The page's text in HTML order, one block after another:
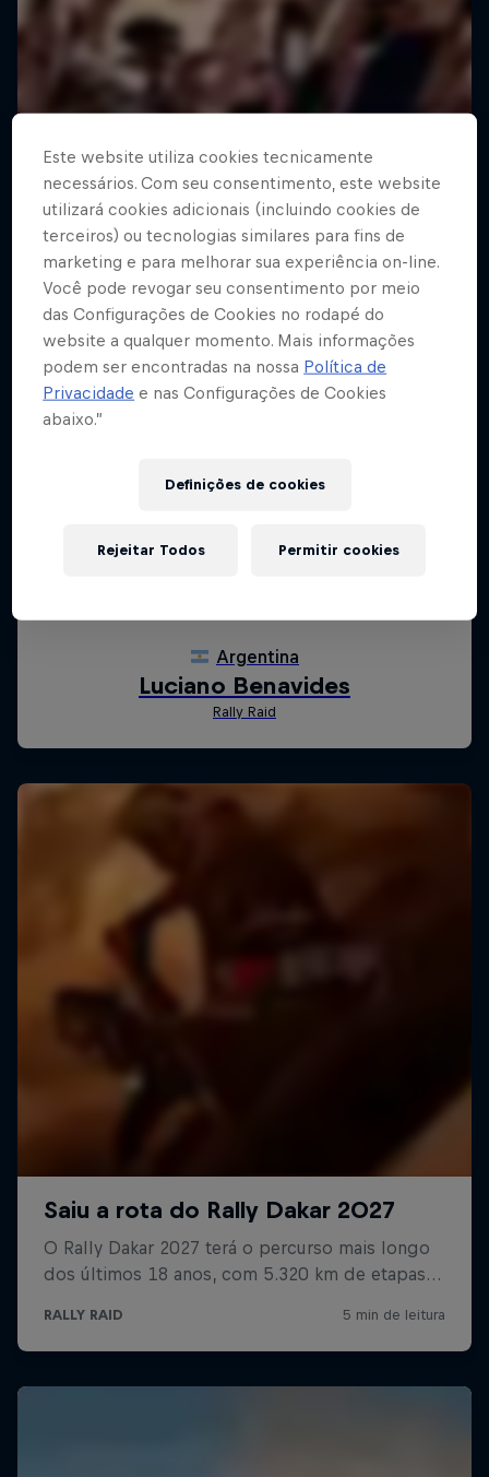
Este website utiliza cookies tecnicamente
necessários. Com seu consentimento, este website
utilizará cookies adicionais (incluindo cookies de
terceiros) ou tecnologias similares para fins de
marketing e para melhorar sua experiência on-line.
Você pode revogar seu consentimento por meio
das Configurações de Cookies no rodapé do
website a qualquer momento. Mais informações
podem ser encontradas na nossa Política de
Privacidade e nas Configurações de Cookies
abaixo.”
Definições de cookies
Rejeitar Todos Permitir cookies